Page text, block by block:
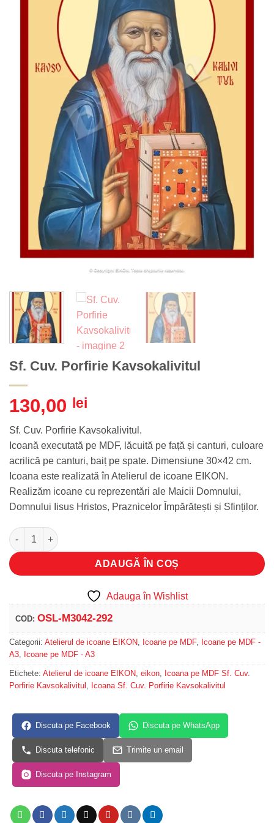
Sf. Cuv. Porfirie Kavsokalivitul
130,00 lei
Sf. Cuv. Porfirie Kavsokalivitul.
Icoană executată pe MDF, lăcuită pe față și canturi, culoare
acrilică pe canturi, baiț pe spate. Dimensiune 30×42 cm.
Icoana este realizată în Atelierul de icoane EIKON.
Realizăm icoane cu reprezentări ale Maicii Domnului,
Domnului Iisus Hristos, Praznicelor Împărătești și Sfinților.
Cantitate Sf. Cuv. Porfirie Kavsokalivitul
ADAUGĂ ÎN COȘ
Alternative:
Adauga în Wishlist
COD: OSL-M3042-292
Categorii: Atelierul de icoane EIKON Icoane pe MDF, Icoane pe MDF -
A3 Icoane pe MDF - A3
Etichete: Atelierul de icoane EIKON eikon Icoana pe MDF Sf. Cuv.
Porfirie Kavsokalivitul
Icoana Sf. Cuv. Porfirie Kavsokalivitul
Discuta pe Facebook Discuta pe WhatsApp
Discuta telefonic Trimite un email
Discuta pe Instagram